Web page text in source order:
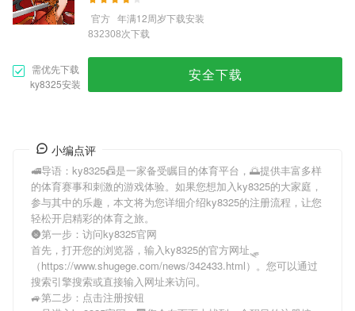
官方 年满12周岁下载安装
832308次下载
需优先下载
ky8325安装
安全下载
小编点评
🚅导语： ky8325📠是一家备受瞩目的体育平台，🌅提供丰富多样
的体育赛事和刺激的游戏体验。如果您想加入ky8325的大家庭，
参与其中的乐趣，本文将为您详细介绍ky8325的注册流程，让您
轻松开启精彩的体育之旅。
🌚第一步：访问ky8325官网
首先，打开您的浏览器，输入ky8325的官方网址🛷
（https://www.shugege.com/news/342433.html）。您可以通过
搜索引擎搜索或直接输入网址来访问。
🚙第二步：点击注册按钮